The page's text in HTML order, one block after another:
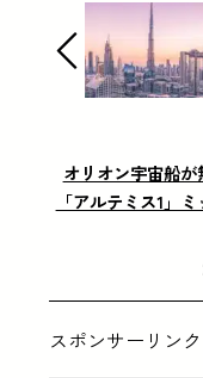
オリオン宇宙船が
「アルテミス1」
スポンサーリンク